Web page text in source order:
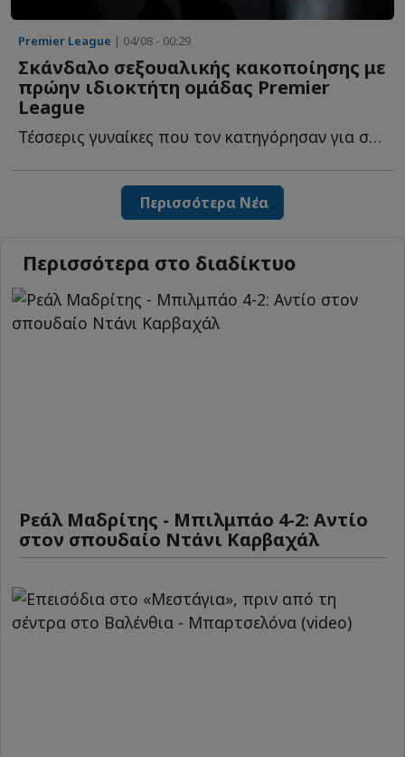
Premier League | 04/08 - 00:29
Σκάνδαλο σεξουαλικής κακοποίησης με
πρώην ιδιοκτήτη ομάδας Premier
League
Τέσσερις γυναίκες που τον κατηγόρησαν για σεξουαλική β...
Περισσότερα Νέα
Περισσότερα στο διαδίκτυο
Ρεάλ Μαδρίτης - Μπιλμπάο 4-2: Αντίο
στον σπουδαίο Ντάνι Καρβαχάλ